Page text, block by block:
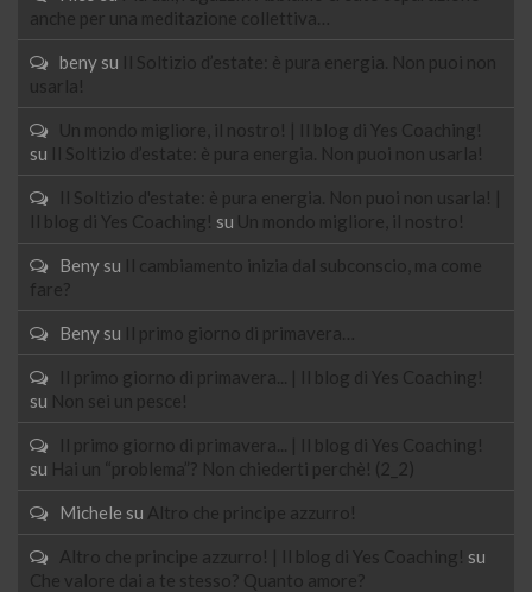
anche per una meditazione collettiva…
beny su
Il Soltizio d’estate: è pura energia. Non puoi non
usarla!
Un mondo migliore, il nostro! | Il blog di Yes Coaching!
su
Il Soltizio d’estate: è pura energia. Non puoi non usarla!
Il Soltizio d'estate: è pura energia. Non puoi non usarla! |
Il blog di Yes Coaching! su Un mondo migliore, il nostro!
Beny su
Il cambiamento inizia dal subconscio, ma come
fare?
Beny su Il primo giorno di primavera…
Il primo giorno di primavera... | Il blog di Yes Coaching!
su
Non sei un pesce!
Il primo giorno di primavera... | Il blog di Yes Coaching!
su
Hai un “problema”? Non chiederti perchè! (2_2)
Michele su Altro che principe azzurro!
Altro che principe azzurro! | Il blog di Yes Coaching! su
Che valore dai a te stesso? Quanto amore?